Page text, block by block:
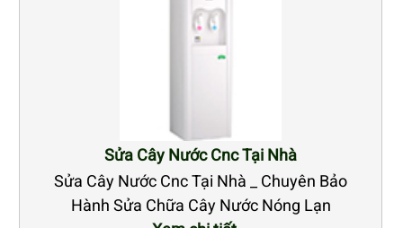
Sửa Cây Nước Cnc Tại Nhà
Sửa Cây Nước Cnc Tại Nhà _ Chuyên Bảo
Hành Sửa Chữa Cây Nước Nóng Lạn